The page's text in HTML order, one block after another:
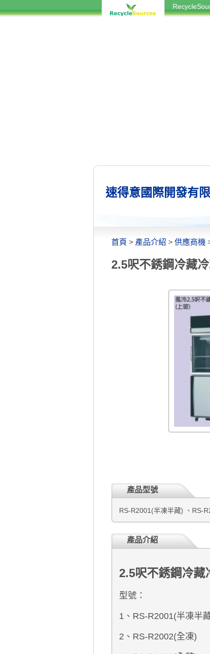
速得意國際開發有
首頁 > 產品介紹 > 供應商機
2.5呎不銹鋼冷藏
產品型號
RS-R2001(半凍半藏) 、RS-
產品介紹
2.5呎不銹鋼冷藏
型號：
1、RS-R2001(半凍半
2、RS-R2002(全凍)